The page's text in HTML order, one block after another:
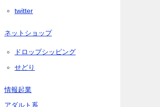
twitter
ネットショップ
ドロップシッピング
せどり
情報起業
アダルト系